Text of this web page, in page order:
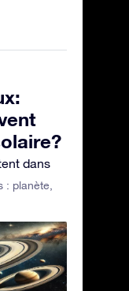
: planète
dans